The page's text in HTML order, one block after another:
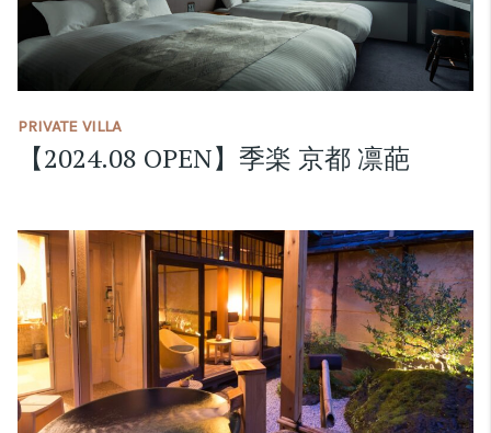
PRIVATE VILLA
【2024.08 OPEN】季楽 京都 凛葩